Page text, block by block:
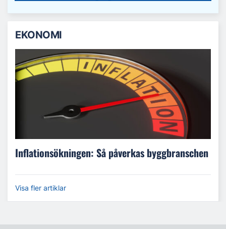
EKONOMI
Inflationsökningen: Så påverkas byggbranschen
Visa fler artiklar